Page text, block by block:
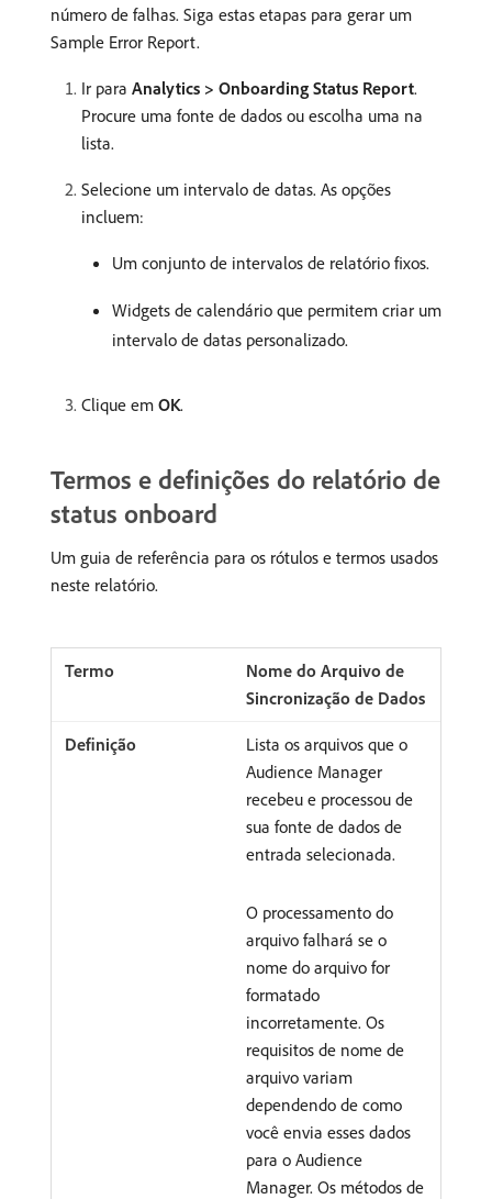
número de falhas. Siga estas etapas para gerar um
Sample Error Report.
Ir para Analytics > Onboarding Status Report.
Procure uma fonte de dados ou escolha uma na
lista.
Selecione um intervalo de datas. As opções
incluem:
Um conjunto de intervalos de relatório fixos.
Widgets de calendário que permitem criar um
intervalo de datas personalizado.
Clique em OK.
Termos e definições do relatório de
status onboard
Um guia de referência para os rótulos e termos usados
neste relatório.
Nome do Arquivo de
Sincronização de Dados
Lista os arquivos que o
Audience Manager
recebeu e processou de
sua fonte de dados de
entrada selecionada.
O processamento do
arquivo falhará se o
nome do arquivo for
formatado
incorretamente. Os
requisitos de nome de
arquivo variam
dependendo de como
você envia esses dados
para o Audience
Manager. Os métodos de